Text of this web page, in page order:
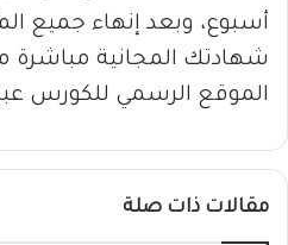
أسبوع، وبعد إنهاء جميع
شهادتك المجانية مباشرة
الموقع الرسمي للكورس
مقالات ذات صلة